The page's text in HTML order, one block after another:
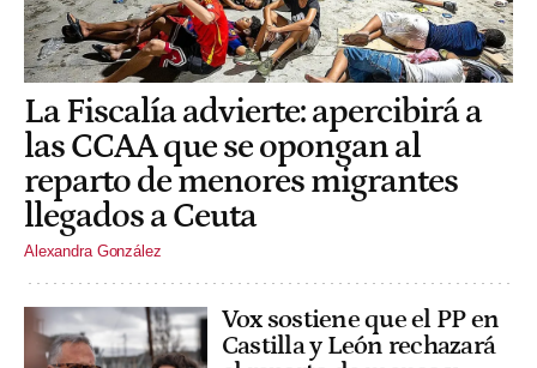
La Fiscalía advierte: apercibirá a
las CCAA que se opongan al
reparto de menores migrantes
llegados a Ceuta
Alexandra González
Vox sostiene que el PP en
Castilla y León rechazará